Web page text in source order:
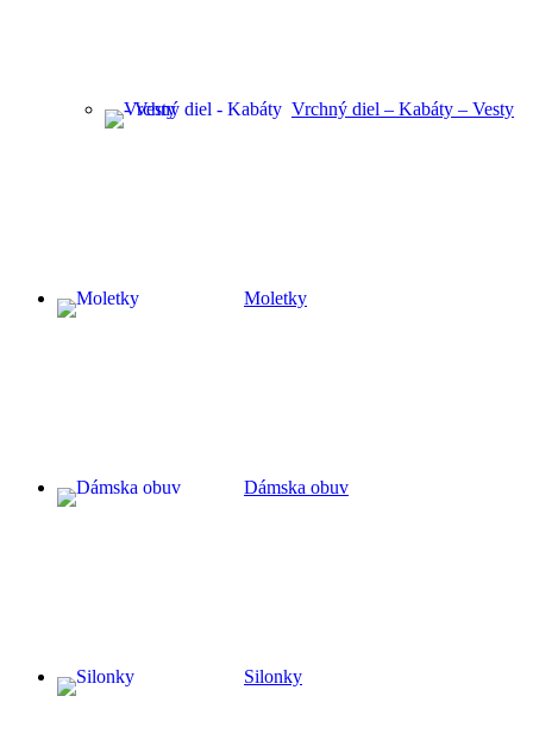
Vrchný diel – Kabáty – Vesty
Moletky
Dámska obuv
Silonky